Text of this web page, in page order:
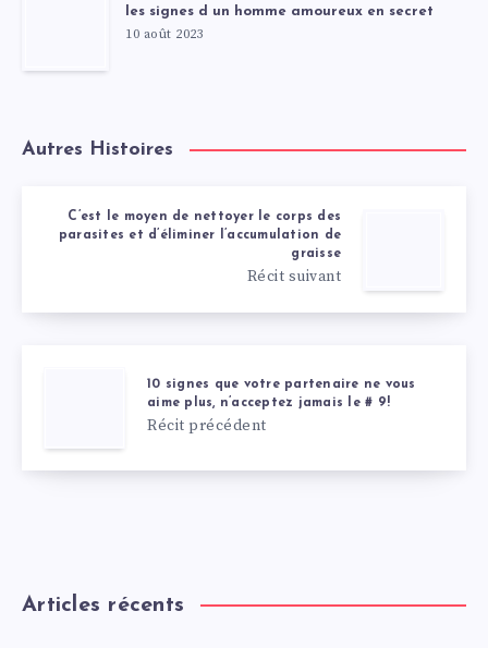
les signes d un homme amoureux en secret
10 août 2023
Autres Histoires
C’est le moyen de nettoyer le corps des
parasites et d’éliminer l’accumulation de
graisse
Récit suivant
10 signes que votre partenaire ne vous
aime plus, n’acceptez jamais le # 9!
Récit précédent
Articles récents